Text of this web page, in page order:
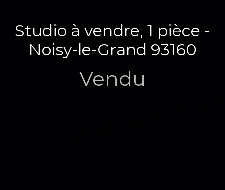
Studio à vendre, 1 pièce -
Noisy-le-Grand 93160
Vendu